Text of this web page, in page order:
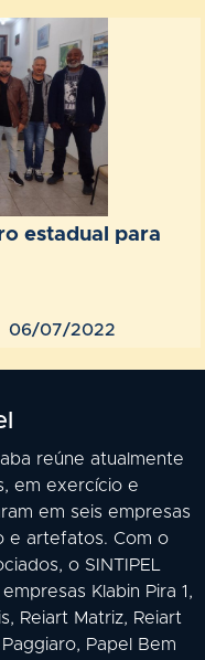
estadual para
06/07/2022
reúne atualmente
em exercício e
em seis empresas
e artefatos. Com o
o SINTIPEL
Klabin Pira 1,
Reiart Matriz, Reiart
Papel Bem